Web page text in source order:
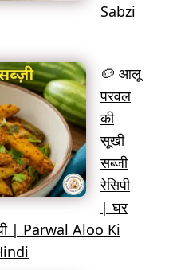
Sabzi
🥔 आलू
परवल
की
सूखी
सब्जी
रेसिपी
| घर
| Parwal Aloo Ki